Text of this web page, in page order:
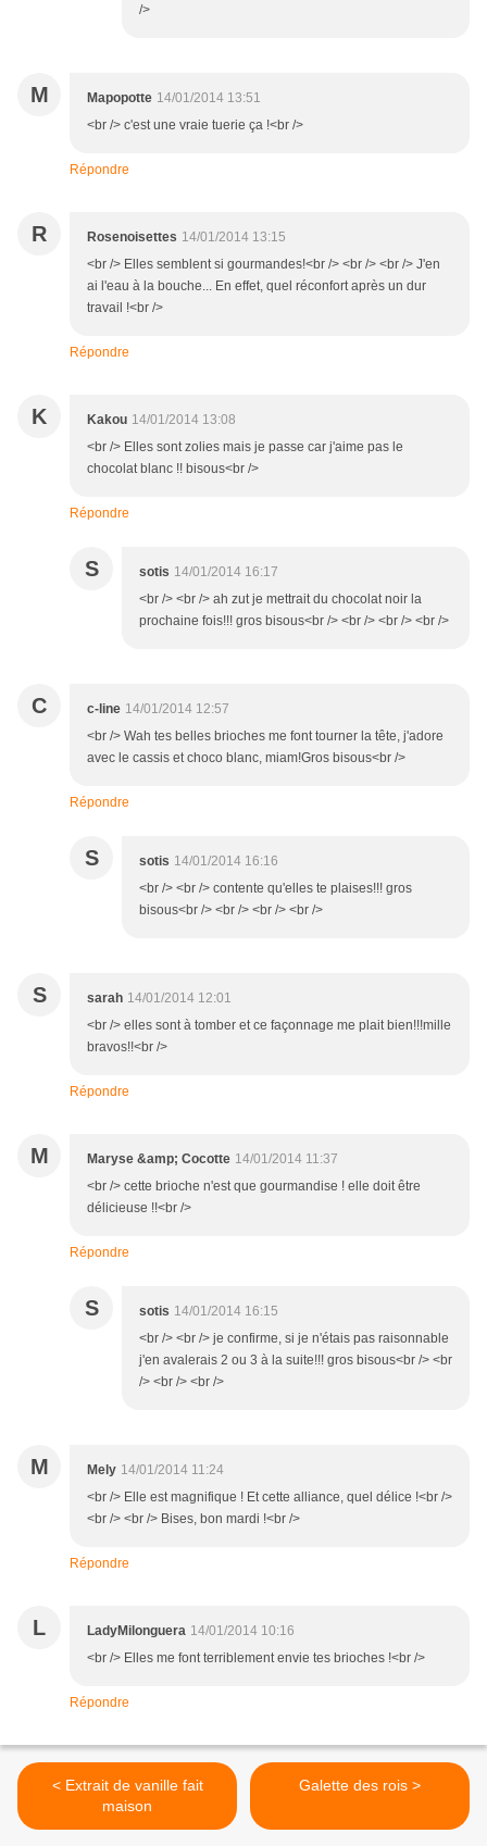
/>
M Mapopotte 14/01/2014 13:51
<br /> c'est une vraie tuerie ça !<br />
Répondre
R Rosenoisettes 14/01/2014 13:15
<br /> Elles semblent si gourmandes!<br /> <br /> <br /> J'en
ai l'eau à la bouche... En effet, quel réconfort après un dur
travail !<br />
Répondre
K Kakou 14/01/2014 13:08
<br /> Elles sont zolies mais je passe car j'aime pas le
chocolat blanc !! bisous<br />
Répondre
S sotis 14/01/2014 16:17
<br /> <br /> ah zut je mettrait du chocolat noir la
prochaine fois!!! gros bisous<br /> <br /> <br /> <br />
C c-line 14/01/2014 12:57
<br /> Wah tes belles brioches me font tourner la tête, j'adore
avec le cassis et choco blanc, miam!Gros bisous<br />
Répondre
S sotis 14/01/2014 16:16
<br /> <br /> contente qu'elles te plaises!!! gros
bisous<br /> <br /> <br /> <br />
S sarah 14/01/2014 12:01
<br /> elles sont à tomber et ce façonnage me plait bien!!!mille
bravos!!<br />
Répondre
M Maryse &amp; Cocotte 14/01/2014 11:37
<br /> cette brioche n'est que gourmandise ! elle doit être
délicieuse !!<br />
Répondre
S sotis 14/01/2014 16:15
<br /> <br /> je confirme, si je n'étais pas raisonnable
j'en avalerais 2 ou 3 à la suite!!! gros bisous<br /> <br
/> <br /> <br />
M Mely 14/01/2014 11:24
<br /> Elle est magnifique ! Et cette alliance, quel délice !<br />
<br /> <br /> Bises, bon mardi !<br />
Répondre
L LadyMilonguera 14/01/2014 10:16
<br /> Elles me font terriblement envie tes brioches !<br />
Répondre
< Extrait de vanille fait
maison
Galette des rois >